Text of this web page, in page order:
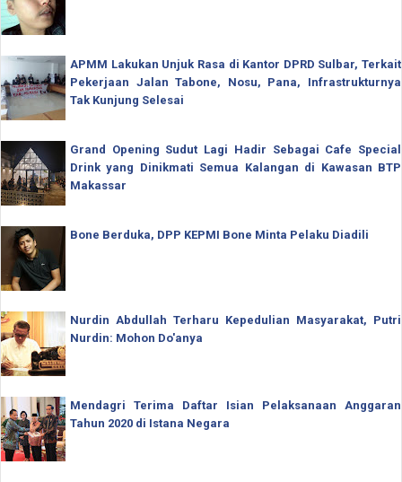
APMM Lakukan Unjuk Rasa di Kantor DPRD Sulbar, Terkait
Pekerjaan Jalan Tabone, Nosu, Pana, Infrastrukturnya
Tak Kunjung Selesai
Grand Opening Sudut Lagi Hadir Sebagai Cafe Special
Drink yang Dinikmati Semua Kalangan di Kawasan BTP
Makassar
Bone Berduka, DPP KEPMI Bone Minta Pelaku Diadili
Nurdin Abdullah Terharu Kepedulian Masyarakat, Putri
Nurdin: Mohon Do'anya
Mendagri Terima Daftar Isian Pelaksanaan Anggaran
Tahun 2020 di Istana Negara